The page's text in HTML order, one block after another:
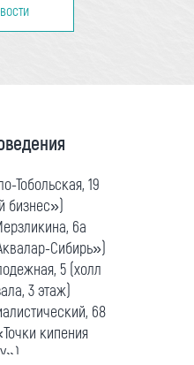
Тобольская, 19
бизнес»)
6а
Сибирь»)
5 (холл
3 этаж)
68
кипения